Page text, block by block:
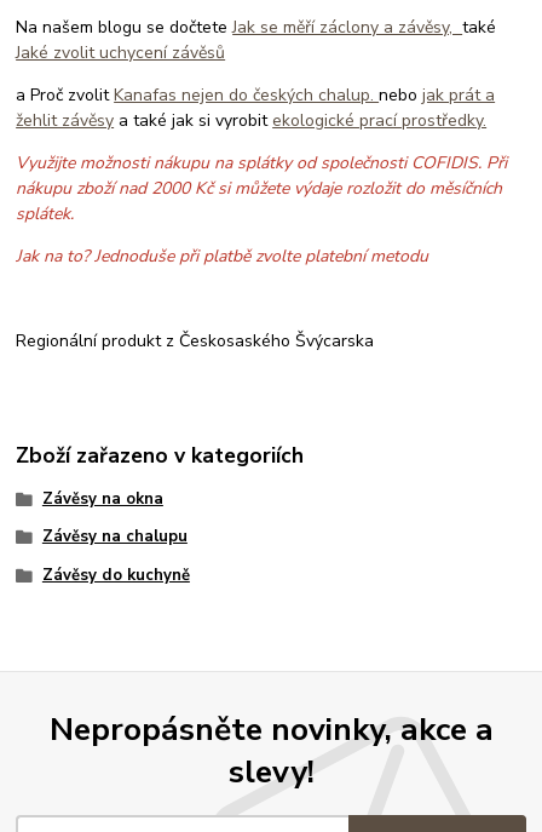
Na našem blogu se dočteteJak se měří záclony a závěsy,také
Jaké zvolit uchycení závěsů
a Proč zvolitKanafas nejen do českých chalup.nebojak prát a
žehlit závěsy a také jak si vyrobitekologické prací prostředky.
Využijte možnosti nákupu na splátky od společnosti COFIDIS. Při
nákupu zboží nad 2000 Kč si můžete výdaje rozložit do měsíčních
splátek.
Jak na to? Jednoduše při platbě zvolte platební metodu
Regionální produkt z Českosaského Švýcarska
Zboží zařazeno v kategoriích
Závěsy na okna
Závěsy na chalupu
Závěsy do kuchyně
Nepropásněte novinky, akce a
slevy!